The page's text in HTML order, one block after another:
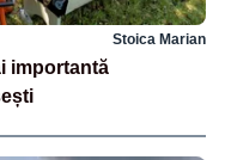
Stoica Marian
importantă